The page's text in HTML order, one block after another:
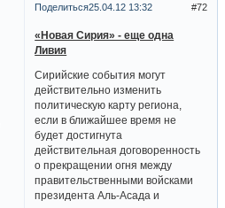
Поделиться 72
25.04.12 13:32
«Новая Сирия» - еще одна
Ливия
Сирийские события могут
действительно изменить
политическую карту региона,
если в ближайшее время не
будет достигнута
действительная договоренность
о прекращении огня между
правительственными войсками
президента Аль-Асада и